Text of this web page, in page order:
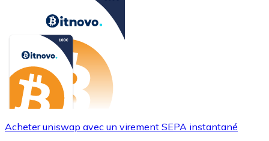
Acheter uniswap avec un virement SEPA instantané